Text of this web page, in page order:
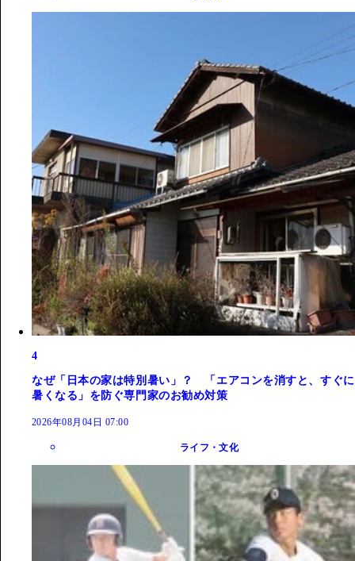
4
なぜ「日本の家は特別暑い」？ 「エアコンを消すと、すぐに
暑くなる」を防ぐ専門家のお勧め対策
2026年08月04日 07:00
ライフ・文化